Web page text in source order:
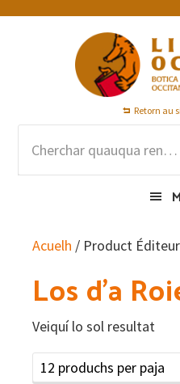
Skip
Skip
Skip
Retorn au
Acuelh / Product
Los d’a
Veiquí lo sol resultat